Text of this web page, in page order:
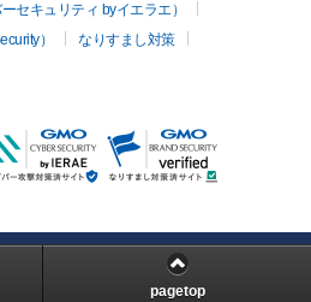
セキュリティ byイエラエ）
）
なりすまし対策
pagetop